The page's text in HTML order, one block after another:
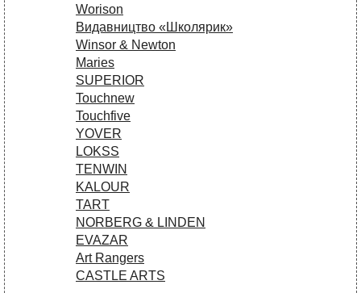
Worison
Видавництво «Школярик»
Winsor & Newton
Maries
SUPERIOR
Touchnew
Touchfive
YOVER
LOKSS
TENWIN
KALOUR
TART
NORBERG & LINDEN
EVAZAR
Art Rangers
CASTLE ARTS